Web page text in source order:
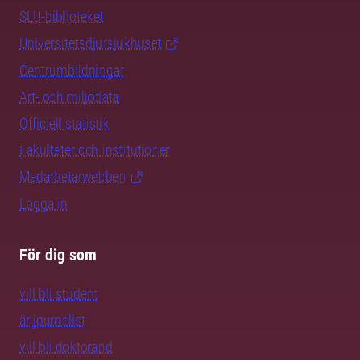
SLU-biblioteket
Universitetsdjursjukhuset
Centrumbildningar
Art- och miljödata
Officiell statistik
Fakulteter och institutioner
Medarbetarwebben
Logga in
För dig som
vill bli student
är journalist
vill bli doktorand